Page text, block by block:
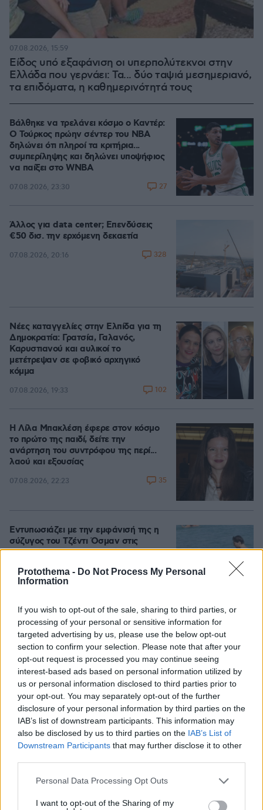
Protothema - Do Not Process My Personal
Information
If you wish to opt-out of the sale, sharing to third parties, or
processing of your personal or sensitive information for
targeted advertising by us, please use the below opt-out
section to confirm your selection. Please note that after your
opt-out request is processed you may continue seeing
interest-based ads based on personal information utilized by
us or personal information disclosed to third parties prior to
your opt-out. You may separately opt-out of the further
disclosure of your personal information by third parties on the
IAB’s list of downstream participants. This information may
also be disclosed by us to third parties on the IAB’s List of
Downstream Participants that may further disclose it to other
Please note that this website/app uses one or more Google
not limited to your visit or usage behaviour. You may click to
Personal Data Processing Opt Outs
I want to opt-out of the Sharing of my
Είδος υπό εξαφάνιση οι υπερπολύτεκνοι στην
Ελλάδα που γερνάει: Τα... δύο ταψιά μεσημεριανό,
τα επιδόματα, η καθημερινότητά τους
07.08.2026, 15:59
Βάλθηκε να τρελάνει κόσμο ο Καντέρ:
Ο Τούρκος πρώην σέντερ του NBA
δηλώνει ότι πληροί τα κριτήρια...
συμπερίληψης και δηλώνει υποψήφιος
να παίξει στο WNBA
07.08.2026, 23:30 27
Άλλος για data center; Επενδύσεις
€50 δισ. την ερχόμενη δεκαετία
07.08.2026, 20:16 328
Νέες καταγγελίες στην Ελπίδα για τη
Δημοκρατία: Γρατσία, Γαλανός,
Καρυστιανού και αυλικοί το
μετέτρεψαν σε φοβικό αρχηγικό
κόμμα
07.08.2026, 19:33 102
Η Λίλα Μπακλέση έφερε στον κόσμο
το πρώτο της παιδί, δείτε την
ανάρτηση του συντρόφου της περί...
λαού και εξουσίας
07.08.2026, 22:23 35
Εντυπωσιάζει με την εμφάνισή της η
σύζυγος του Τζέντι Όσμαν στις
διακοπές τους στην Τουρκία, βίντεο
07.08.2026, 23:43
Φορτηγό έπεσε σε γκρεμό στην
Τρίπολης – Σπάρτης: Νεκρός ο
48χρονος οδηγός, τραυματισμένος ο
συνοδηγός
07.08.2026, 11:05 6
Games